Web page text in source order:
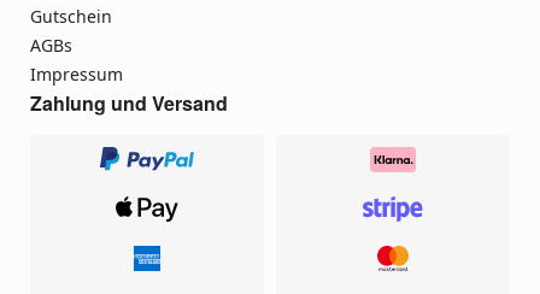
Gutschein
AGBs
Impressum
Zahlung und Versand